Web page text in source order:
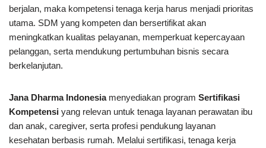
berjalan, maka kompetensi tenaga kerja harus menjadi prioritas
utama. SDM yang kompeten dan bersertifikat akan
meningkatkan kualitas pelayanan, memperkuat kepercayaan
pelanggan, serta mendukung pertumbuhan bisnis secara
berkelanjutan.
Jana Dharma Indonesiamenyediakan program Sertifikasi
Kompetensi yang relevan untuk tenaga layanan perawatan ibu
dan anak, caregiver, serta profesi pendukung layanan
kesehatan berbasis rumah. Melalui sertifikasi, tenaga kerja